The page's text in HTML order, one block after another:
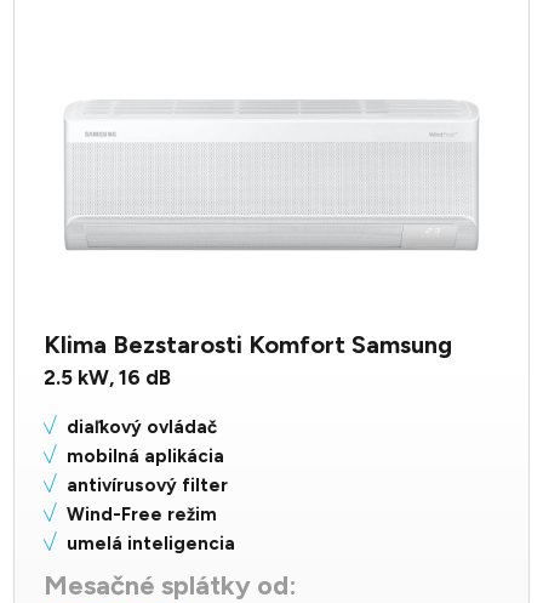
Klima Bezstarosti Komfort Samsung
2.5 kW,16 dB
diaľkový ovládač
mobilná aplikácia
antivírusový filter
Wind-Free režim
umelá inteligencia
Mesačné splátky od: